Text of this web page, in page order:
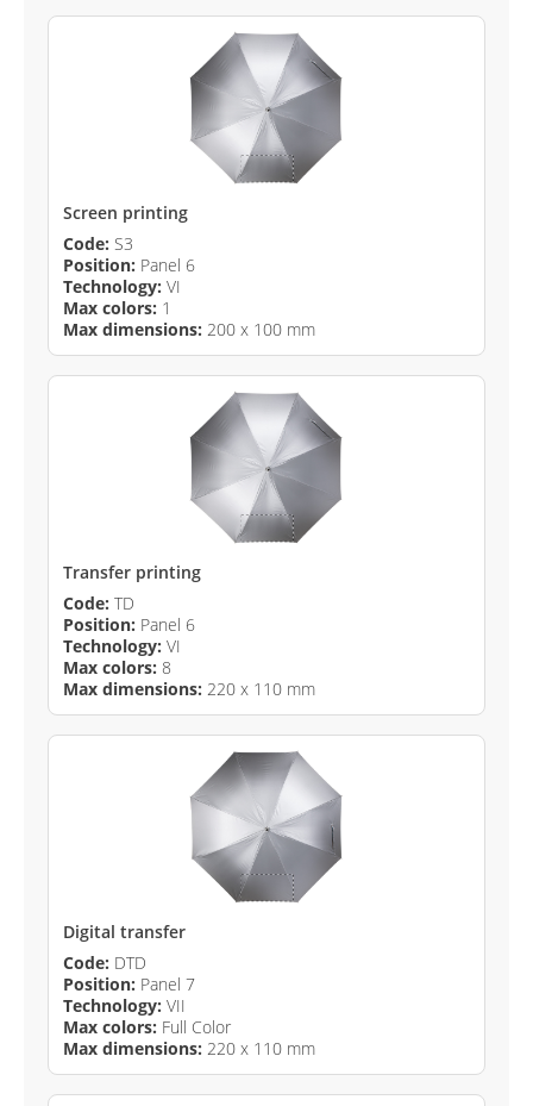
Screen printing
Code: S3
Position: Panel 6
Technology: VI
Max colors: 1
Max dimensions: 200 x 100 mm
Transfer printing
Code: TD
Position: Panel 6
Technology: VI
Max colors: 8
Max dimensions: 220 x 110 mm
Digital transfer
Code: DTD
Position: Panel 7
Technology: VII
Max colors: Full Color
Max dimensions: 220 x 110 mm